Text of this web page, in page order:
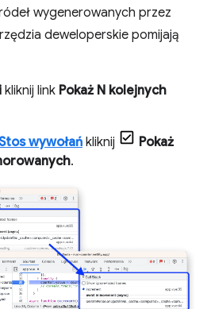
wygenerowanych przez
deweloperskie pomijają
kliknij link Pokaż N kolejnych
wywołań kliknij
Pokaż
.